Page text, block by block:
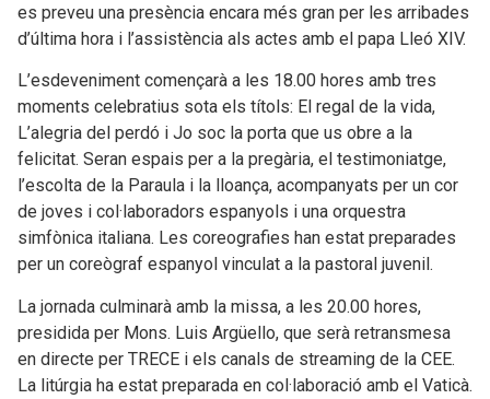
es preveu una presència encara més gran per les arribades
d’última hora i l’assistència als actes amb el papa Lleó XIV.
L’esdeveniment començarà a les 18.00 hores amb tres
moments celebratius sota els títols: El regal de la vida,
L’alegria del perdó i Jo soc la porta que us obre a la
felicitat. Seran espais per a la pregària, el testimoniatge,
l’escolta de la Paraula i la lloança, acompanyats per un cor
de joves i col·laboradors espanyols i una orquestra
simfònica italiana. Les coreografies han estat preparades
per un coreògraf espanyol vinculat a la pastoral juvenil.
La jornada culminarà amb la missa, a les 20.00 hores,
presidida per Mons. Luis Argüello, que serà retransmesa
en directe per TRECE i els canals de streaming de la CEE.
La litúrgia ha estat preparada en col·laboració amb el Vaticà.